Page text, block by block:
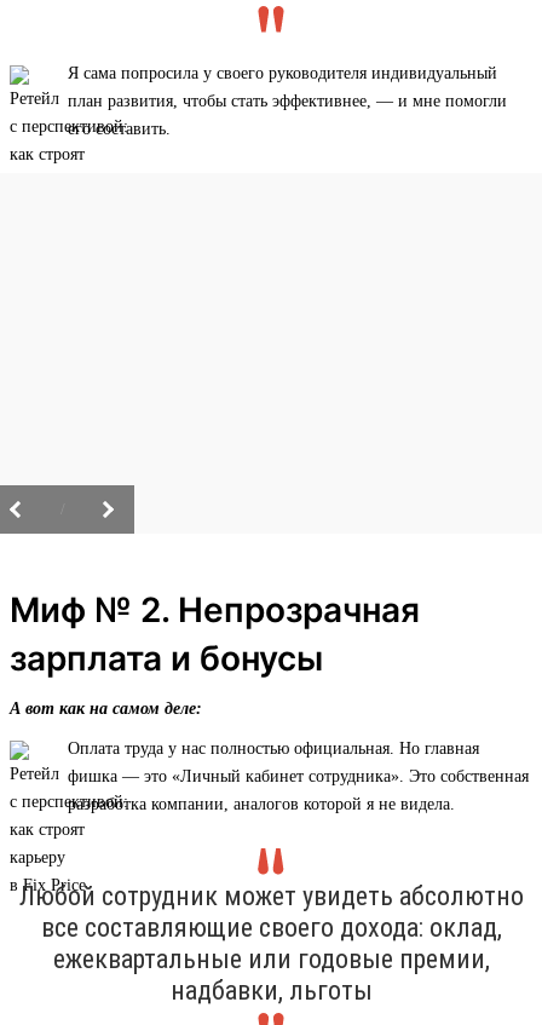
Я сама попросила у своего руководителя индивидуальный
план развития, чтобы стать эффективнее, — и мне помогли
его составить.
Миф № 2. Непрозрачная
зарплата и бонусы
А вот как на самом деле:
Оплата труда у нас полностью официальная. Но главная
фишка — это «Личный кабинет сотрудника». Это собственная
разработка компании, аналогов которой я не видела.
Любой сотрудник может увидеть абсолютно
все составляющие своего дохода: оклад,
ежеквартальные или годовые премии,
надбавки, льготы